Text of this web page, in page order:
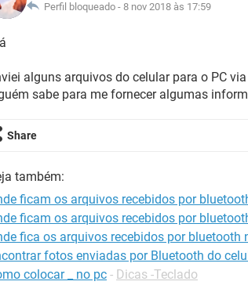
Perfil bloqueado - 8 nov 2018 às 17:59
alguns arquivos do celular para o PC
sabe para me fornecer algumas
Share
também:
ficam os arquivos recebidos por
ficam os arquivos recebidos por
fica os arquivos recebidos por bluetooth
fotos enviadas por Bluetooth do
colocar _ no pc - Dicas -Teclado